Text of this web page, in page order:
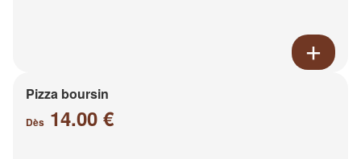
Pizza boursin
Dès 14.00 €